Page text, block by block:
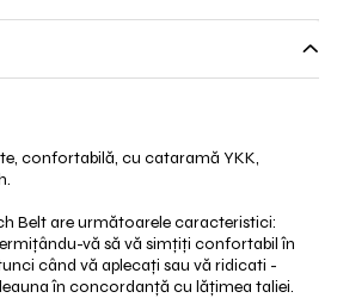
confortabilă, cu cataramă YKK,
Belt are următoarele caracteristici:
vă să vă simțiți confortabil în
când vă aplecați sau vă ridicati -
în concordanță cu lățimea taliei.